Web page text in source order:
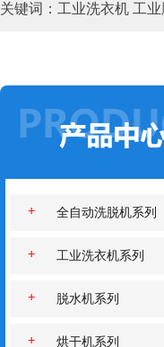
关键词：工业洗衣机 工
全自动洗脱机系列
工业洗衣机系列
脱水机系列
烘干机系列